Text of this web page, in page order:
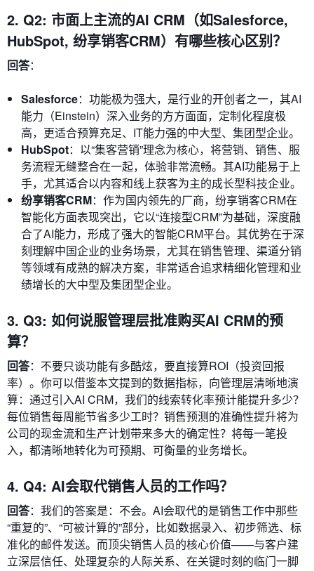
2. Q2: 市面上主流的AI CRM（如Salesforce,
HubSpot, 纷享销客CRM）有哪些核心区别？
回答：
Salesforce：功能极为强大，是行业的开创者之一，其AI
能力（Einstein）深入业务的方方面面，定制化程度极
高，更适合预算充足、IT能力强的中大型、集团型企业。
HubSpot：以“集客营销”理念为核心，将营销、销售、服
务流程无缝整合在一起，体验非常流畅。其AI功能易于上
手，尤其适合以内容和线上获客为主的成长型科技企业。
纷享销客CRM：作为国内领先的厂商，纷享销客CRM在
智能化方面表现突出，它以“连接型CRM”为基础，深度融
合了AI能力，形成了强大的智能CRM平台。其优势在于深
刻理解中国企业的业务场景，尤其在销售管理、渠道分销
等领域有成熟的解决方案，非常适合追求精细化管理和业
绩增长的大中型及集团型企业。
3. Q3: 如何说服管理层批准购买AI CRM的预
算？
回答：不要只谈功能有多酷炫，要直接算ROI（投资回报
率）。你可以借鉴本文提到的数据指标，向管理层清晰地演
算：通过引入AI CRM，我们的线索转化率预计能提升多少？
每位销售每周能节省多少工时？销售预测的准确性提升将为
公司的现金流和生产计划带来多大的确定性？将每一笔投
入，都清晰地转化为可预期、可衡量的业务增长。
4. Q4: AI会取代销售人员的工作吗？
回答：我们的答案是：不会。AI会取代的是销售工作中那些
“重复的”、“可被计算的”部分，比如数据录入、初步筛选、标
准化的邮件发送。而顶尖销售人员的核心价值——与客户建
立深层信任、处理复杂的人际关系、在关键时刻的临门一脚